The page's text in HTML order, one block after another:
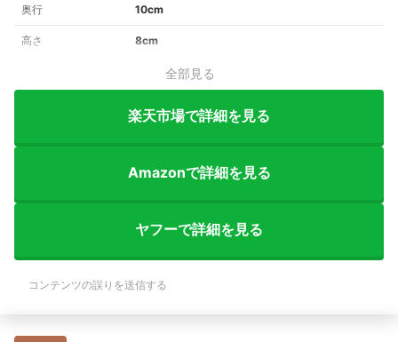
奥行 10cm
高さ 8cm
全部見る
楽天市場で詳細を見る
Amazonで詳細を見る
ヤフーで詳細を見る
コンテンツの誤りを送信する